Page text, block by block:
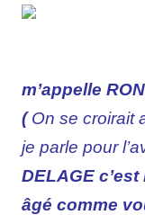
m’appelle
(On se croirait
je parle pour
DELAGE
âgé comme